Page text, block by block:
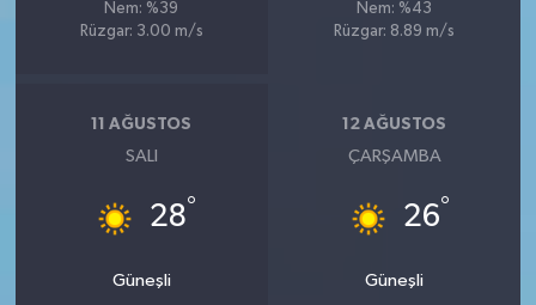
Nem: %39
Rüzgar: 3.00 m/s
Nem: %43
Rüzgar: 8.89 m/s
11 AĞUSTOS
SALI
28°
Güneşli
12 AĞUSTOS
ÇARŞAMBA
26°
Güneşli